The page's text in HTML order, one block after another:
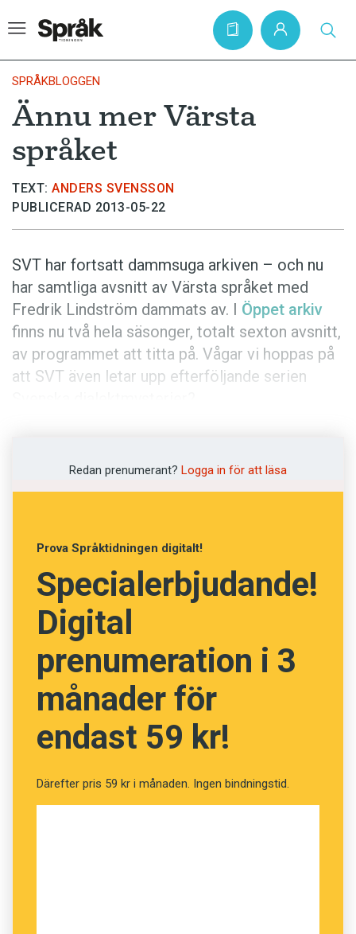
Hem
Artiklar
Krönikor
Språkfrågor
Bokrecensioner
Kviss
Podden
Anmäl till språkpolisen
Läs Språktidningen digitalt
SPRÅKBLOGGEN
Ännu mer Värsta
språket
TEXT: ANDERS SVENSSON
PUBLICERAD 2013-05-22
SVT har fortsatt dammsuga arkiven – och nu
har samtliga avsnitt av Värsta språket med
Fredrik Lindström dammats av. I Öppet arkiv
finns nu två hela säsonger, totalt sexton avsnitt,
av programmet att titta på. Vågar vi hoppas på
att SVT även letar upp efterföljande serien
Redan prenumerant? Logga in för att läsa
Prova Språktidningen digitalt!
Specialerbjudande!
Digital
prenumeration i 3
månader för
endast 59 kr!
Därefter pris 59 kr i månaden. Ingen bindningstid.